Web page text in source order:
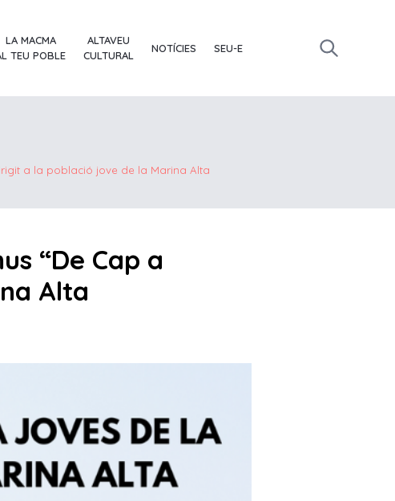
LA MACMA
TEU POBLE
ALTAVEU
CULTURAL
NOTÍCIES SEU-E
a la població jove de la Marina Alta
“De Cap a
Alta